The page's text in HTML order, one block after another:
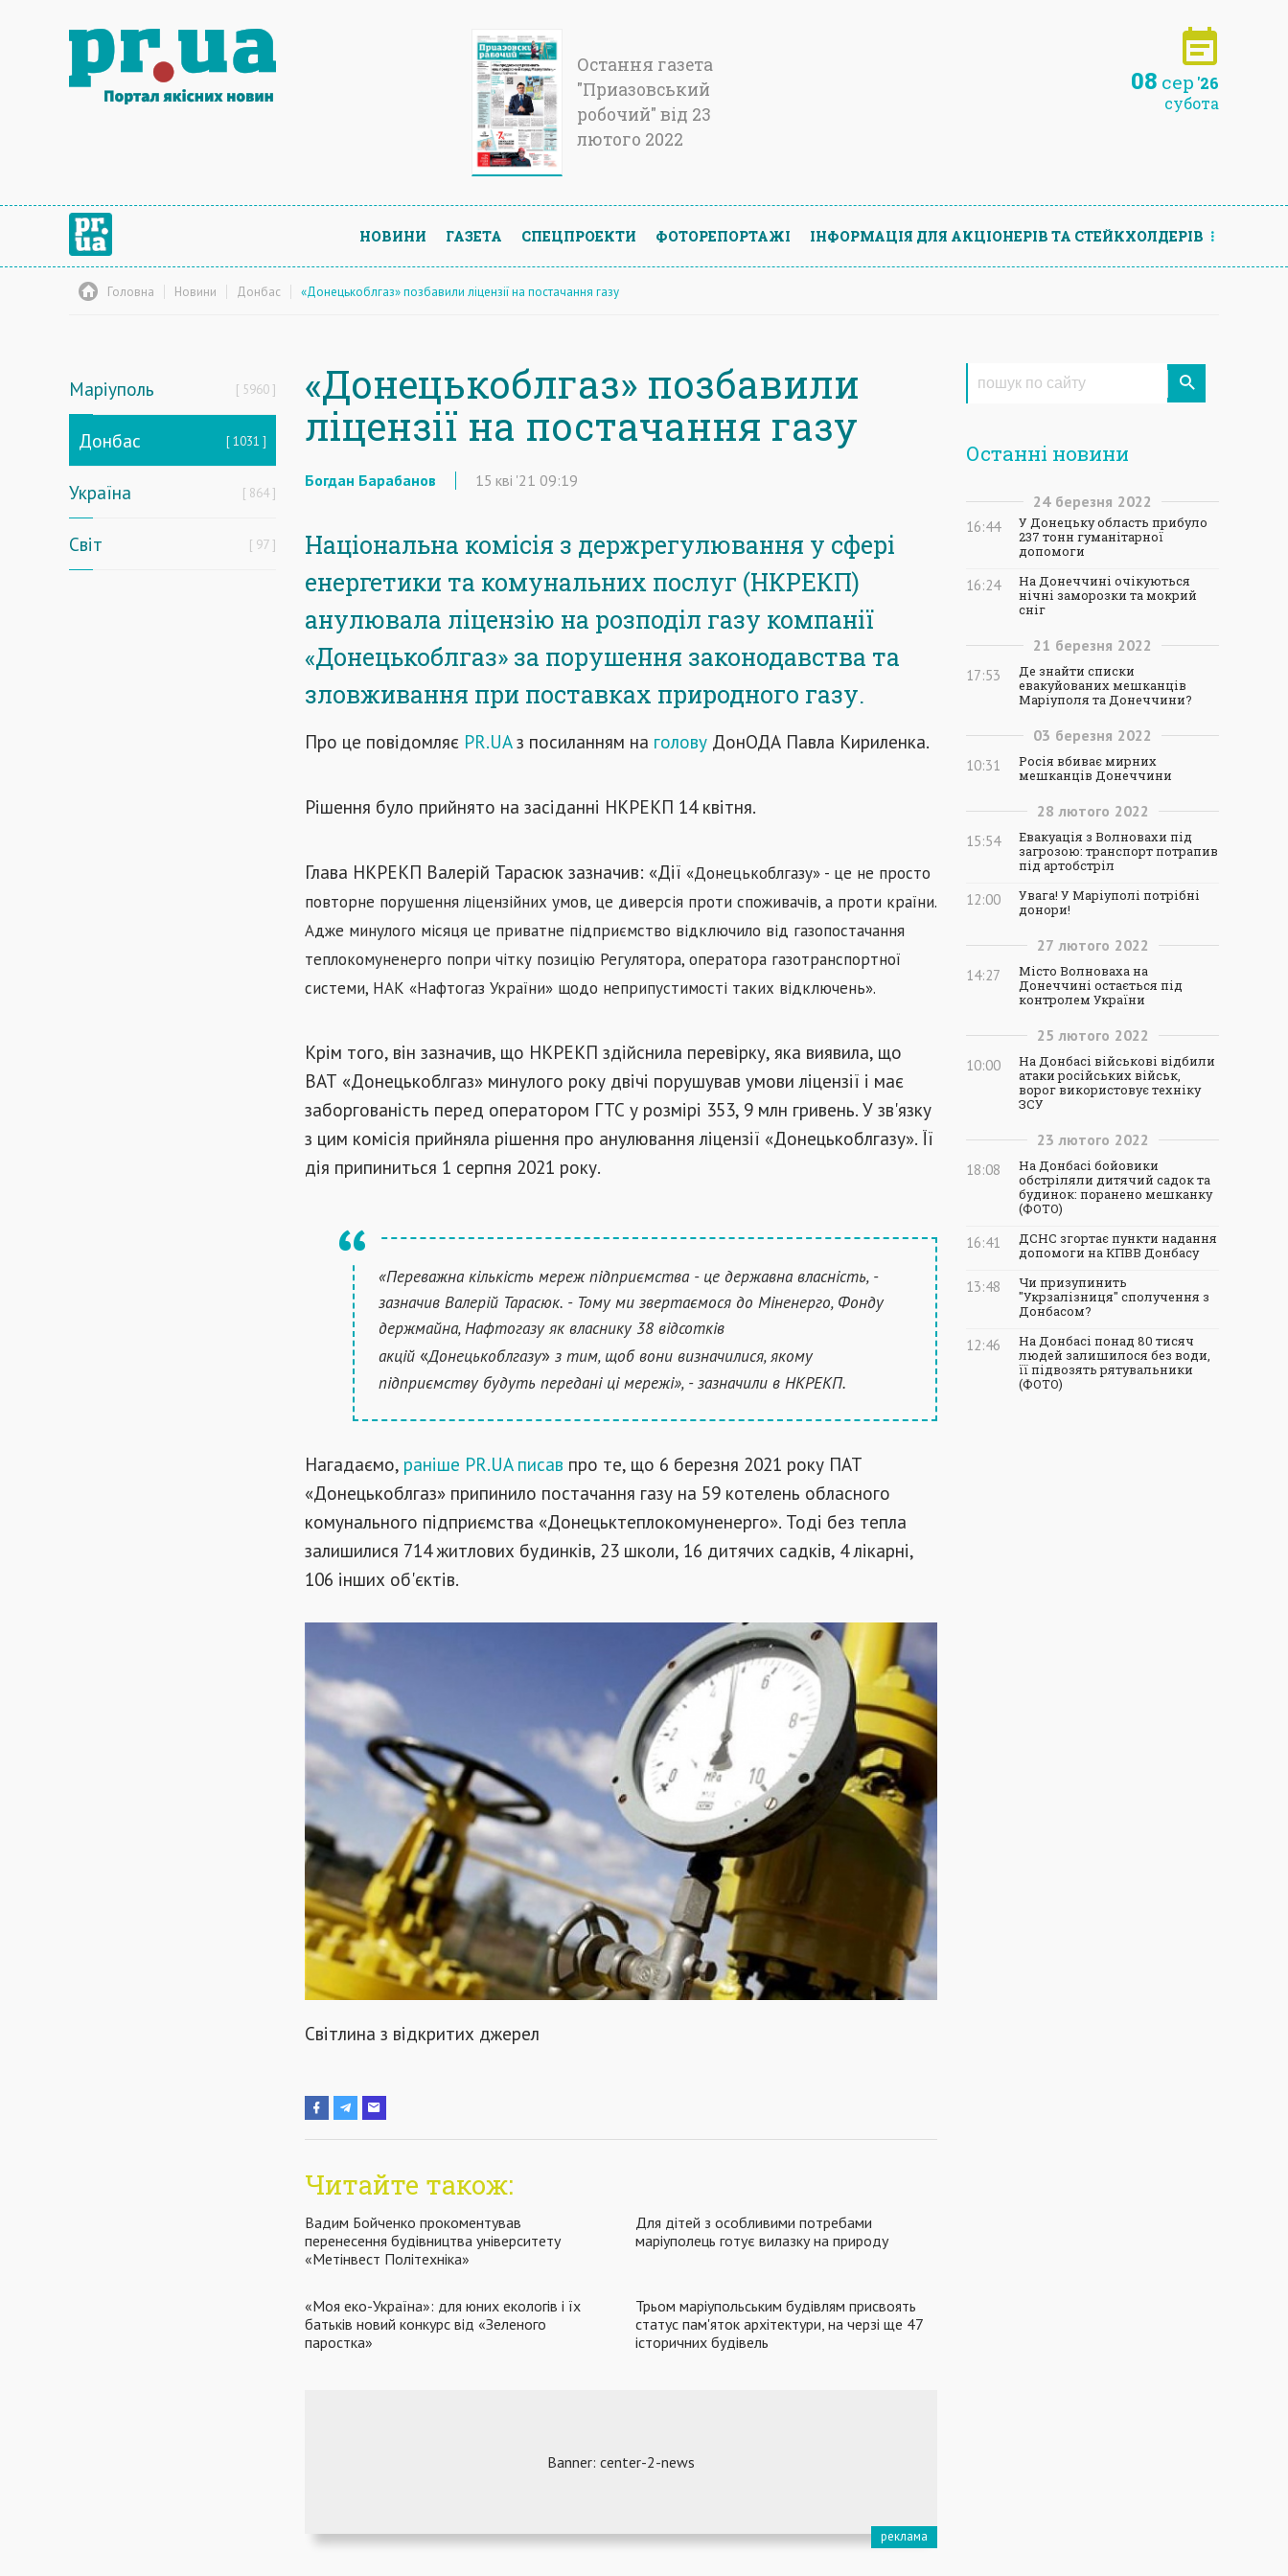
Остання газета
"Приазовський
робочий" від 23
лютого 2022
08 сер '26
субота
НОВИНИ ГАЗЕТА СПЕЦПРОЕКТИ ФОТОРЕПОРТАЖІ ІНФОРМАЦIЯ ДЛЯ АКЦIОНЕРIВ ТА СТЕЙКХОЛДЕРIВ
Головна Новини Донбас «Донецькоблгаз» позбавили ліцензії на постачання газу
Маріуполь 5960
Донбас 1031
Україна 864
Світ 97
«Донецькоблгаз» позбавили
ліцензії на постачання газу
Богдан Барабанов 15 кві '21 09:19
Національна комісія з держрегулювання у сфері
енергетики та комунальних послуг (НКРЕКП)
анулювала ліцензію на розподіл газу компанії
«Донецькоблгаз» за порушення законодавства та
зловживання при поставках природного газу.
Про це повідомляє PR.UAз посиланням на голову ДонОДА Павла Кириленка.
Рішення було прийнято на засіданні НКРЕКП 14 квітня.
Глава НКРЕКП Валерій Тарасюк зазначив: «Дії «Донецькоблгазу» - це не просто
повторне порушення ліцензійних умов, це диверсія проти споживачів, а проти країни.
Адже минулого місяця це приватне підприємство відключило від газопостачання
теплокомуненерго попри чітку позицію Регулятора, оператора газотранспортної
системи, НАК «Нафтогаз України» щодо неприпустимості таких відключень».
Крім того, він зазначив, що НКРЕКП здійснила перевірку, яка виявила, що
ВАТ «Донецькоблгаз» минулого року двічі порушував умови ліцензії і має
заборгованість перед оператором ГТС у розмірі 353, 9 млн гривень. У зв'язку
з цим комісія прийняла рішення про анулювання ліцензії «Донецькоблгазу». Її
дія припиниться 1 серпня 2021 року.
«Переважна кількість мереж підприємства - це державна власність, -
зазначив Валерій Тарасюк. - Тому ми звертаємося до Міненерго, Фонду
держмайна, Нафтогазу як власнику 38 відсотків
акцій «Донецькоблгазу» з тим, щоб вони визначилися, якому
підприємству будуть передані ці мережі», - зазначили в НКРЕКП.
Нагадаємо, раніше PR.UA писав про те, що 6 березня 2021 року ПАТ
«Донецькоблгаз» припинило постачання газу на 59 котелень обласного
комунального підприємства «Донецьктеплокомуненерго». Тоді без тепла
залишилися 714 житлових будинків, 23 школи, 16 дитячих садків, 4 лікарні,
106 інших об'єктів.
Світлина з відкритих джерел
Читайте також:
Вадим Бойченко прокоментував
перенесення будівництва університету
«Метінвест Політехніка»
Для дітей з особливими потребами
маріуполець готує вилазку на природу
«Моя еко-Україна»: для юних екологів і їх
батьків новий конкурс від «Зеленого
паростка»
Трьом маріупольським будівлям присвоять
статус пам'яток архітектури, на черзі ще 47
історичних будівель
Останні новини
24 березня 2022
16:44
У Донецьку область прибуло
237 тонн гуманітарної
допомоги
16:24
На Донеччині очікуються
нічні заморозки та мокрий
сніг
21 березня 2022
17:53
Де знайти списки
евакуйованих мешканців
Маріуполя та Донеччини?
03 березня 2022
10:31
Росія вбиває мирних
мешканців Донеччини
28 лютого 2022
15:54
Евакуація з Волновахи під
загрозою: транспорт потрапив
під артобстріл
12:00
Увага! У Маріуполі потрібні
донори!
27 лютого 2022
14:27
Місто Волноваха на
Донеччині остається під
контролем України
25 лютого 2022
10:00
На Донбасі військові відбили
атаки російських військ,
ворог використовує техніку
ЗСУ
23 лютого 2022
18:08
На Донбасі бойовики
обстріляли дитячий садок та
будинок: поранено мешканку
(ФОТО)
16:41
ДСНС згортає пункти надання
допомоги на КПВВ Донбасу
13:48
Чи призупинить
"Укрзалізниця" сполучення з
Донбасом?
12:46
На Донбасі понад 80 тисяч
людей залишилося без води,
її підвозять рятувальники
(ФОТО)